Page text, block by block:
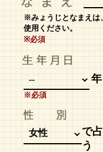
※みょうじとなまえは
使用ください。
※必須
年
※必須
で占
う